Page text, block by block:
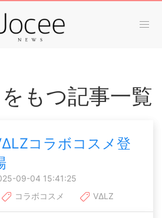
をもつ記事一覧
コラボコスメ登
09-04 15:41:25
コラボコスメ VΔLZ